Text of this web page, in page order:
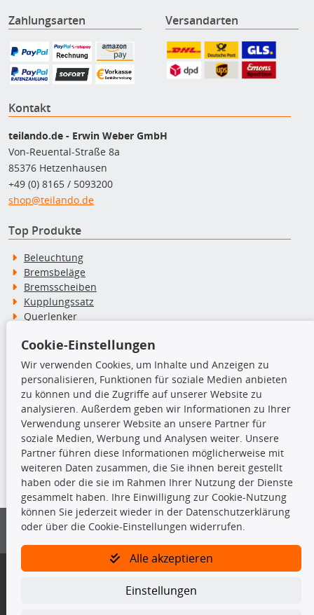
Zahlungsarten Versandarten
Kontakt
teilando.de - Erwin Weber GmbH
Von-Reuental-Straße 8a
85376 Hetzenhausen
+49 (0) 8165 / 5093200
shop@teilando.de
Top Produkte
Beleuchtung
Bremsbeläge
Bremsscheiben
Kupplungssatz
Querlenker
Stoßdämpfer
TecDoc Inside
Die hier angezeigten Daten insbesondere die gesamte Datenbank dürfen
nicht kopiert werden.
Es ist zu unterlassen, die Daten oder die gesamte Datenbank ohne
vorherige Zustimmung von TecDoc zu vervielfältigen, zu verbreiten
und/oder diese Handlungen durch Dritte ausführen zu lassen. Ein
Bitte prüfen Sie, ob das über unseren Onlineshop identifizierte Ersatzteil
Gegebenenfalls sind ergänzende Informationen notwendig, um
Cookie-Einstellungen
Wir verwenden Cookies, um Inhalte und Anzeigen zu
personalisieren, Funktionen für soziale Medien anbieten
zu können und die Zugriffe auf unserer Website zu
analysieren. Außerdem geben wir Informationen zu Ihrer
Verwendung unserer Website an unsere Partner für
soziale Medien, Werbung und Analysen weiter. Unsere
Partner führen diese Informationen möglicherweise mit
weiteren Daten zusammen, die Sie ihnen bereit gestellt
haben oder die sie im Rahmen Ihrer Nutzung der Dienste
gesammelt haben. Ihre Einwilligung zur Cookie-Nutzung
können Sie jederzeit wieder in der Datenschutzerklärung
oder über die Cookie-Einstellungen widerrufen.
Alle akzeptieren
Einstellungen